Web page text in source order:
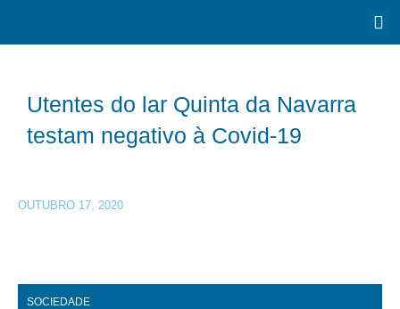
Utentes do lar Quinta da Navarra
testam negativo à Covid-19
OUTUBRO 17, 2020
SOCIEDADE